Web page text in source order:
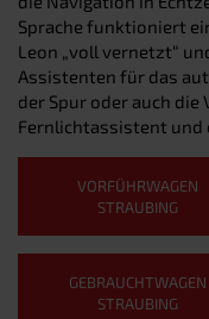
Sprache funktioniert
Leon „voll vernetzt“
Assistenten für das
der Spur oder auch die
Fernlichtassistent und
VORFÜHRWAGEN
STRAUBING
GEBRAUCHTWAGEN
STRAUBING